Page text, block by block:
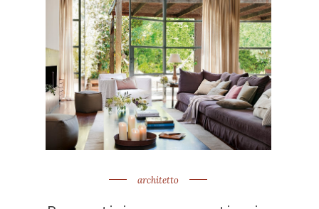
architetto